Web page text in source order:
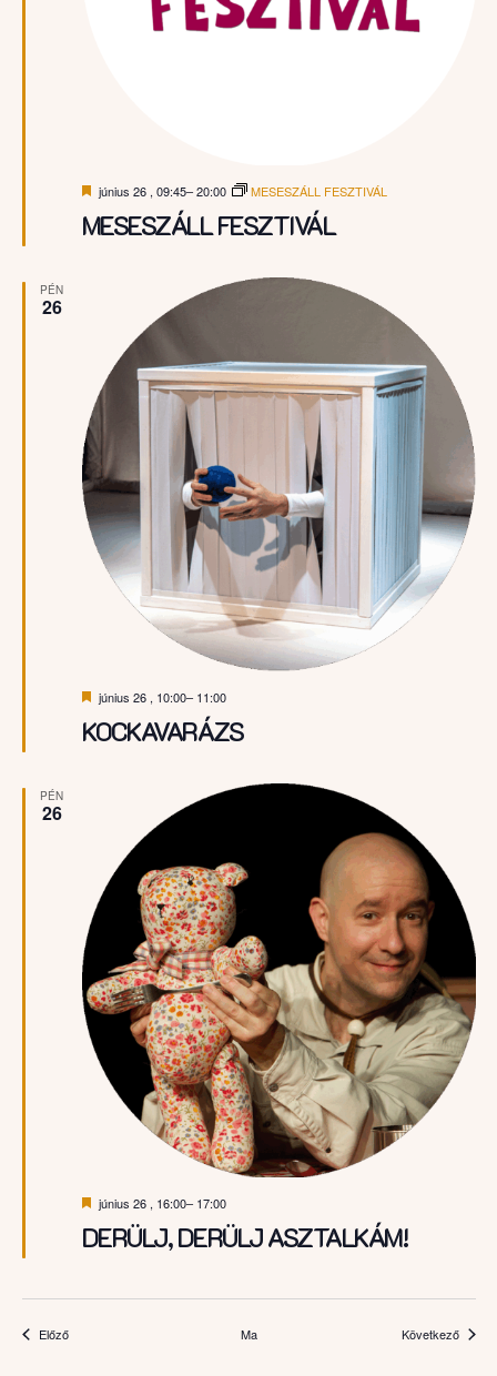
MESESZÁLL FESZTIVÁL
Kiemelt
június 26 , 09:45–20:00 MESESZÁLL FESZTIVÁL
PÉN
26
KOCKAVARÁZS
Kiemelt
június 26 , 10:00– 11:00
PÉN
26
DERÜLJ, DERÜLJ ASZTALKÁM!
Kiemelt
június 26 , 16:00– 17:00
ElőzőEsemények Ma Következő